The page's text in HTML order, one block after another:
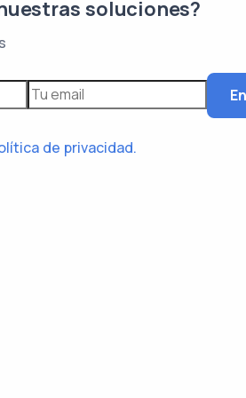
soluciones?
de privacidad.